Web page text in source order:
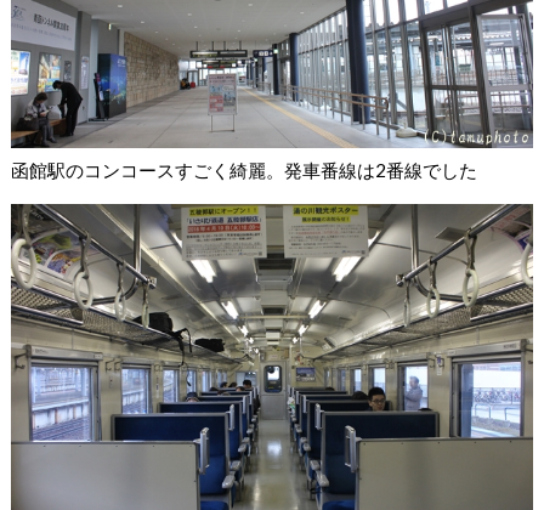
函館駅のコンコースすごく綺麗。発車番線は2番線でした